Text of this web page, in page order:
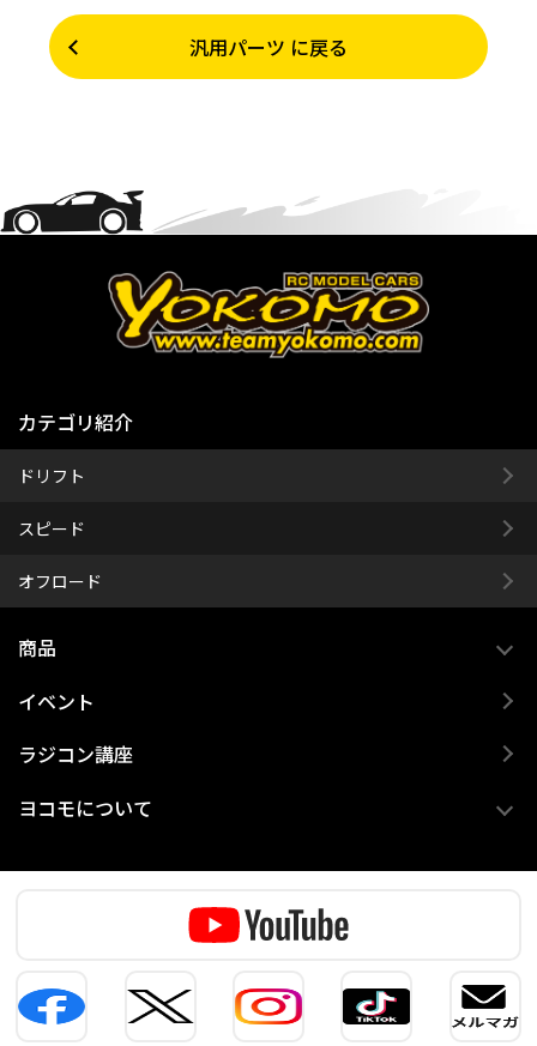
汎用パーツ に戻る
カテゴリ紹介
ドリフト
スピード
オフロード
商品
イベント
ラジコン講座
ヨコモについて